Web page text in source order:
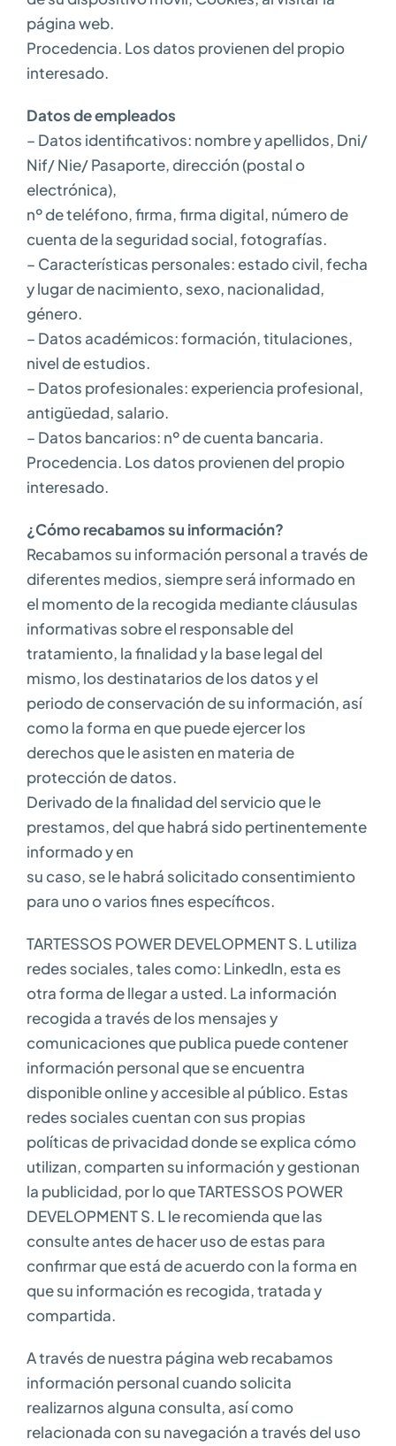
página web.
Procedencia. Los datos provienen del propio
interesado.
Datos de empleados
– Datos identificativos: nombre y apellidos, Dni/
Nif/ Nie/ Pasaporte, dirección (postal o
electrónica),
nº de teléfono, firma, firma digital, número de
cuenta de la seguridad social, fotografías.
– Características personales: estado civil, fecha
y lugar de nacimiento, sexo, nacionalidad,
género.
– Datos académicos: formación, titulaciones,
nivel de estudios.
– Datos profesionales: experiencia profesional,
antigüedad, salario.
– Datos bancarios: nº de cuenta bancaria.
Procedencia. Los datos provienen del propio
interesado.
¿Cómo recabamos su información?
Recabamos su información personal a través de
diferentes medios, siempre será informado en
el momento de la recogida mediante cláusulas
informativas sobre el responsable del
tratamiento, la finalidad y la base legal del
mismo, los destinatarios de los datos y el
periodo de conservación de su información, así
como la forma en que puede ejercer los
derechos que le asisten en materia de
protección de datos.
Derivado de la finalidad del servicio que le
prestamos, del que habrá sido pertinentemente
informado y en
su caso, se le habrá solicitado consentimiento
para uno o varios fines específicos.
TARTESSOS POWER DEVELOPMENT S. L utiliza
redes sociales, tales como: LinkedIn, esta es
otra forma de llegar a usted. La información
recogida a través de los mensajes y
comunicaciones que publica puede contener
información personal que se encuentra
disponible online y accesible al público. Estas
redes sociales cuentan con sus propias
políticas de privacidad donde se explica cómo
utilizan, comparten su información y gestionan
la publicidad, por lo que TARTESSOS POWER
DEVELOPMENT S. L le recomienda que las
consulte antes de hacer uso de estas para
confirmar que está de acuerdo con la forma en
que su información es recogida, tratada y
compartida.
A través de nuestra página web recabamos
información personal cuando solicita
realizarnos alguna consulta, así como
relacionada con su navegación a través del uso